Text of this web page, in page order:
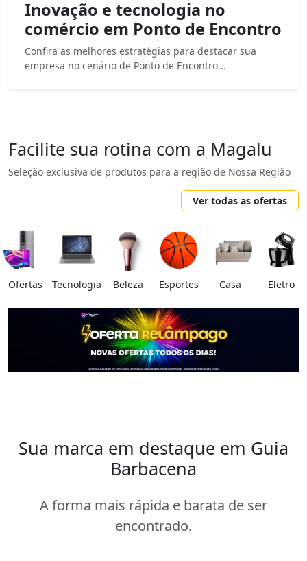
Inovação e tecnologia no
comércio em Ponto de Encontro
Confira as melhores estratégias para destacar sua
empresa no cenário de Ponto de Encontro...
Facilite sua rotina com a Magalu
Seleção exclusiva de produtos para a região de Nossa Região
Ver todas as ofertas
Ofertas Tecnologia Beleza Esportes Casa Eletro
Sua marca em destaque em Guia
Barbacena
A forma mais rápida e barata de ser
encontrado.